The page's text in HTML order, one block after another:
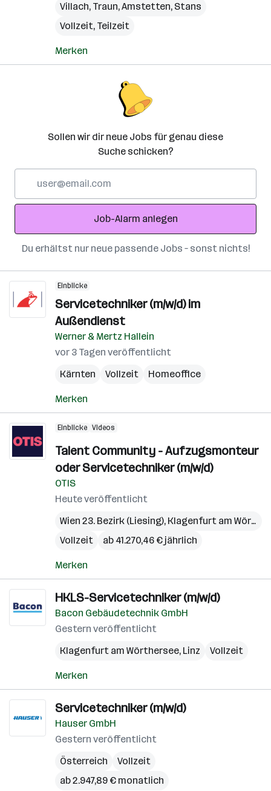
Villach, Traun,Amstetten, Stans
Vollzeit, Teilzeit
Merken
Sollen wir dir neue Jobs für genau diese
Suche schicken?
Adresse
Job-Alarm anlegen
Du erhältst nur neue passende Jobs – sonst nichts!
Einblicke
Servicetechniker (m/w/d) im
Außendienst
Werner & Mertz Hallein
vor 3 Tagen veröffentlicht
Kärnten
Vollzeit Homeoffice
Merken
Einblicke Videos
Talent Community - Aufzugsmonteur
oder Servicetechniker (m/w/d)
OTIS
Heute veröffentlicht
Wien 23. Bezirk (Liesing), Klagenfurt am Wörthersee
Vollzeit
ab 41.270,46 € jährlich
Merken
HKLS-Servicetechniker (m/w/d)
Bacon Gebäudetechnik GmbH
Gestern veröffentlicht
Klagenfurt am Wörthersee, Linz Vollzeit
Merken
Servicetechniker (m/w/d)
Hauser GmbH
Gestern veröffentlicht
Österreich
Vollzeit
ab 2.947,89 € monatlich